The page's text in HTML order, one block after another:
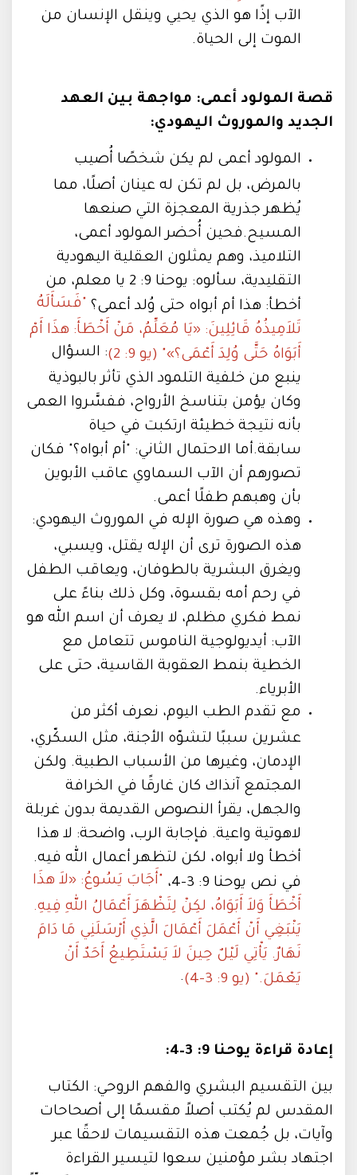
الآب إذًا هو الذي يحيي وينقل الإنسان من
الموت إلى الحياة.
قصة المولود أعمى: مواجهة بين العهد
الجديد والموروث اليهودي:
المولود أعمى لم يكن شخصًا أُصيب
بالمرض، بل لم تكن له عينان أصلًا، مما
يُظهر جذرية المعجزة التي صنعها
المسيح.فحين أُحضر المولود أعمى،
التلاميذ، وهم يمثلون العقلية اليهودية
التقليدية، سألوه: يوحنا 9: 2 يا معلم، من
أخطأ: هذا أم أبواه حتى وُلد أعمى؟ "فَسَأَلَهُ
تَلاَمِيذُهُ قَائِلِينَ: «يَا مُعَلِّمُ، مَنْ أَخْطَأَ: هذَا أَمْ
أَبَوَاهُ حَتَّى وُلِدَ أَعْمَى؟»" (يو 9: 2)
: السؤال
ينبع من خلفية التلمود الذي تأثر بالبوذية
وكان يؤمن بتناسخ الأرواح، ففسَّروا العمى
بأنه نتيجة خطيئة ارتكبت في حياة
سابقة.أما الاحتمال الثاني: "أم أبواه؟" فكان
تصورهم أن الآب السماوي عاقب الأبوين
بأن وهبهم طفلًا أعمى.
وهذه هي صورة الإله في الموروث اليهودي:
هذه الصورة ترى أن الإله يقتل، ويسبي،
ويغرق البشرية بالطوفان، ويعاقب الطفل
في رحم أمه بقسوة، وكل ذلك بناءً على
نمط فكري مظلم، لا يعرف أن اسم الله هو
الآب: أيديولوجية الناموس تتعامل مع
الخطية بنمط العقوبة القاسية، حتى على
الأبرياء.
مع تقدم الطب اليوم، نعرف أكثر من
عشرين سببًا لتشوّه الأجنة، مثل السكّري،
الإدمان، وغيرها من الأسباب الطبية. ولكن
المجتمع آنذاك كان غارقًا في الخرافة
والجهل، يقرأ النصوص القديمة بدون غربلة
لاهوتية واعية. فإجابة الرب، واضحة: لا هذا
أخطأ ولا أبواه، لكن لتظهر أعمال الله فيه.
في نص يوحنا 9: 3–4،
"أَجَابَ يَسُوعُ: «لاَ هذَا
أَخْطَأَ وَلاَ أَبَوَاهُ، لكِنْ لِتَظْهَرَ أَعْمَالُ اللهِ فِيهِ.
يَنْبَغِي أَنْ أَعْمَلَ أَعْمَالَ الَّذِي أَرْسَلَنِي مَا دَامَ
نَهَارٌ. يَأْتِي لَيْلٌ حِينَ لاَ يَسْتَطِيعُ أَحَدٌ أَنْ
يَعْمَلَ." (يو 9: 3-4)
.
إعادة قراءة يوحنا 9: 3–4:
بين التقسيم البشري والفهم الروحي: الكتاب
المقدس لم يُكتب أصلاً مقسمًا إلى أصحاحات
وآيات، بل جُمعت هذه التقسيمات لاحقًا عبر
اجتهاد بشر مؤمنين سعوا لتيسير القراءة